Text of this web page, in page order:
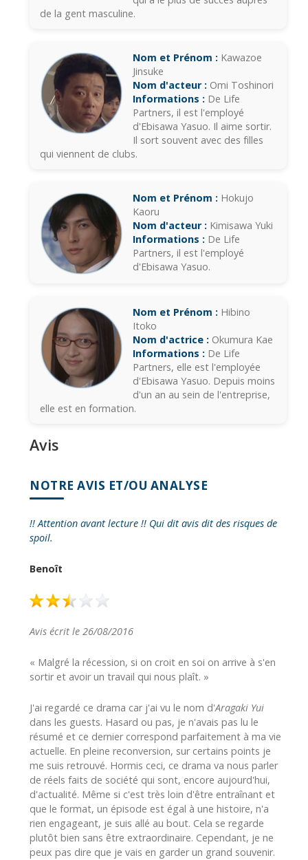
de la gent masculine.
Nom et Prénom : Kawazoe
Jinsuke
Nom d'acteur : Omi Toshinori
Informations : De Life
Partners, il est l'employé
d'Ebisawa Yasuo. Il aime sortir.
Il sort souvent avec des filles
qui viennent de clubs.
Nom et Prénom : Hokujo
Kaoru
Nom d'acteur : Kimisawa Yuki
Informations : De Life
Partners, il est l'employé
d'Ebisawa Yasuo.
Nom et Prénom : Hibino
Itoko
Nom d'actrice : Okumura Kae
Informations : De Life
Partners, elle est l'employée
d'Ebisawa Yasuo. Depuis moins
d'un an au sein de l'entreprise,
elle est en formation.
Avis
NOTRE AVIS ET/OU ANALYSE
!! Attention avant lecture !! Qui dit avis dit des risques de
spoil.
Benoît
Avis écrit le 26/08/2016
« Malgré la récession, si on croit en soi on arrive à s'en
sortir et avoir un travail qui nous plaît. »
J'ai regardé ce drama car j'ai vu le nom d'Aragaki Yui
dans les guests. Hasard ou pas, je n'avais pas lu le
résumé et ce dernier correspond parfaitement à ma vie
actuelle. En pleine reconversion, sur certains points je
me suis retrouvé. Hormis ceci, ce drama va nous parler
de réels faits de société qui sont, encore aujourd'hui,
d'actualité. Même si c'est très loin d'être entraînant et
que le format, un épisode est égal à une histoire, n'a
rien engageant, je suis allé au bout. Cela se regarde
plutôt bien sans être extraordinaire. Cependant, je ne
peux pas dire que je vais en garder un grand souvenir.